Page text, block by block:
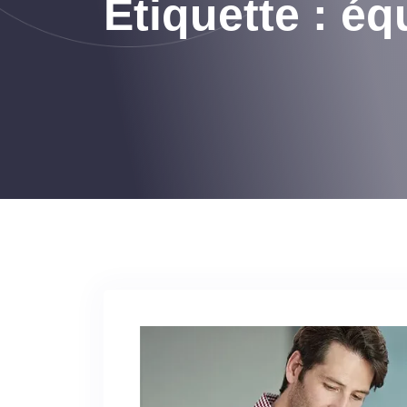
Étiquette :